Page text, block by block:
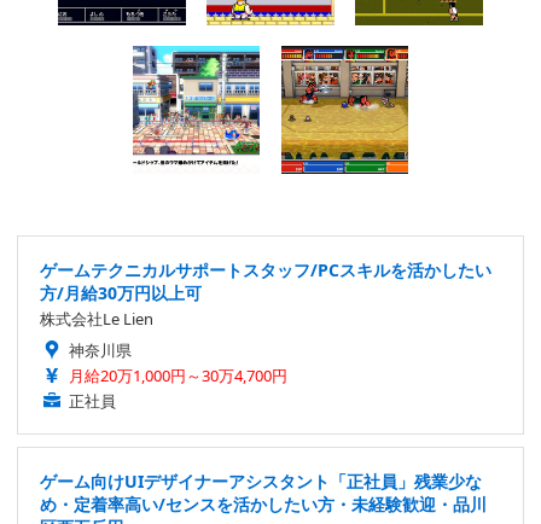
ゲームテクニカルサポートスタッフ/PCスキルを活かしたい
方/月給30万円以上可
株式会社Le Lien
神奈川県
月給20万1,000円～30万4,700円
正社員
ゲーム向けUIデザイナーアシスタント「正社員」残業少な
め・定着率高い/センスを活かしたい方・未経験歓迎・品川